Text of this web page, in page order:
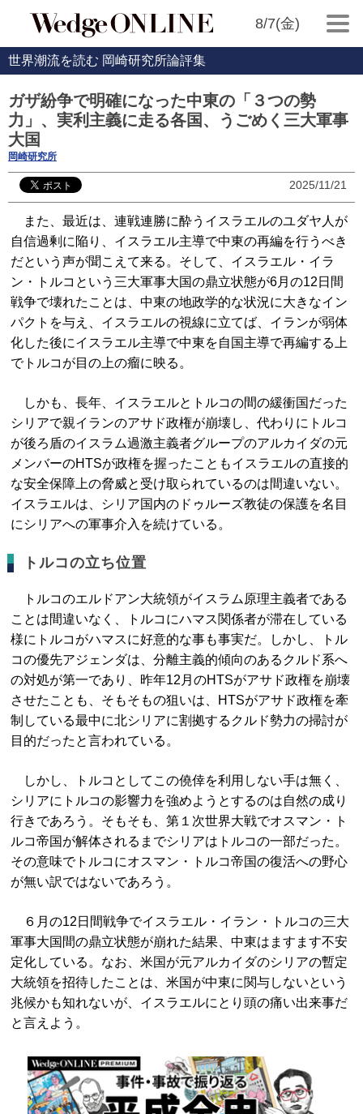
8/7(金)
世界潮流を読む 岡崎研究所論評集
ガザ紛争で明確になった中東の「３つの勢
力」、実利主義に走る各国、うごめく三大軍事
大国
岡崎研究所
2025/11/21
また、最近は、連戦連勝に酔うイスラエルのユダヤ人が
自信過剰に陥り、イスラエル主導で中東の再編を行うべき
だという声が聞こえて来る。そして、イスラエル・イラ
ン・トルコという三大軍事大国の鼎立状態が6月の12日間
戦争で壊れたことは、中東の地政学的な状況に大きなイン
パクトを与え、イスラエルの視線に立てば、イランが弱体
化した後にイスラエル主導で中東を自国主導で再編する上
でトルコが目の上の瘤に映る。
しかも、長年、イスラエルとトルコの間の緩衝国だった
シリアで親イランのアサド政権が崩壊し、代わりにトルコ
が後ろ盾のイスラム過激主義者グループのアルカイダの元
メンバーのHTSが政権を握ったこともイスラエルの直接的
な安全保障上の脅威と受け取られているのは間違いない。
イスラエルは、シリア国内のドゥルーズ教徒の保護を名目
にシリアへの軍事介入を続けている。
トルコの立ち位置
トルコのエルドアン大統領がイスラム原理主義者である
ことは間違いなく、トルコにハマス関係者が滞在している
様にトルコがハマスに好意的な事も事実だ。しかし、トル
コの優先アジェンダは、分離主義的傾向のあるクルド系へ
の対処が第一であり、昨年12月のHTSがアサド政権を崩壊
させたことも、そもそもの狙いは、HTSがアサド政権を牽
制している最中に北シリアに割拠するクルド勢力の掃討が
目的だったと言われている。
しかし、トルコとしてこの僥倖を利用しない手は無く、
シリアにトルコの影響力を強めようとするのは自然の成り
行きであろう。そもそも、第１次世界大戦でオスマン・ト
ルコ帝国が解体されるまでシリアはトルコの一部だった。
その意味でトルコにオスマン・トルコ帝国の復活への野心
が無い訳ではないであろう。
６月の12日間戦争でイスラエル・イラン・トルコの三大
軍事大国間の鼎立状態が崩れた結果、中東はますます不安
定化している。なお、米国が元アルカイダのシリアの暫定
大統領を招待したことは、米国が中東に関与しないという
兆候かも知れないが、イスラエルにとり頭の痛い出来事だ
と言えよう。